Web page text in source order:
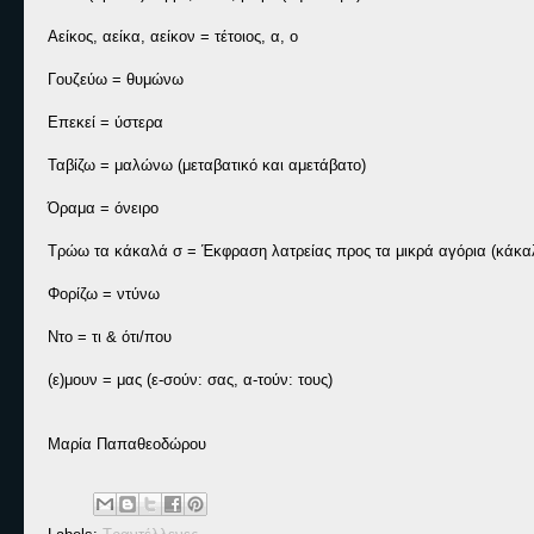
Αείκος, αείκα, αείκον = τέτοιος, α, ο
Γουζεύω = θυμώνω
Επεκεί = ύστερα
Ταβίζω = μαλώνω (μεταβατικό και αμετάβατο)
Όραμα = όνειρο
Τρώω τα κάκαλά σ = Έκφραση λατρείας προς τα μικρά αγόρια
Φορίζω = ντύνω
Ντο = τι & ότι/που
(ε)μουν = μας (ε-σούν: σας, α-τούν: τους)
Μαρία Παπαθεοδώρου